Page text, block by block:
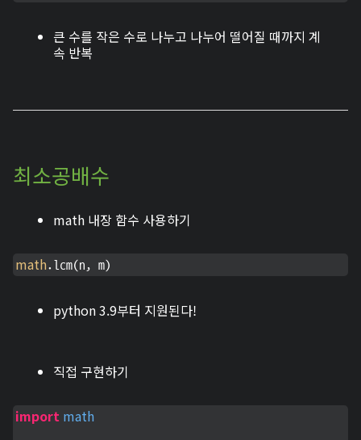
큰 수를 작은 수로 나누고 나누어 떨어질 때까지 계
속 반복
최소공배수
math 내장 함수 사용하기
math.lcm(n, m)
python 3.9부터 지원된다!
직접 구현하기
import math